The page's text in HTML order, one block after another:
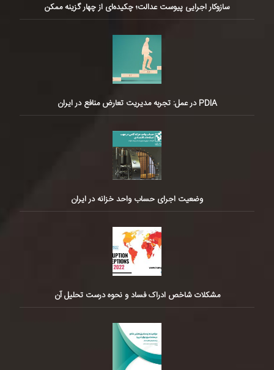
سازوکار اجرایی پیوست عدالت؛ چکیده‌ای از چهار گزینه ممکن
PDIA در عمل: تجربه مدیریت تعارض منافع در ایران
وضعیت اجرای حساب واحد خزانه در ایران
مشکلات شاخص ادراک فساد و نحوه درست تحلیل آن